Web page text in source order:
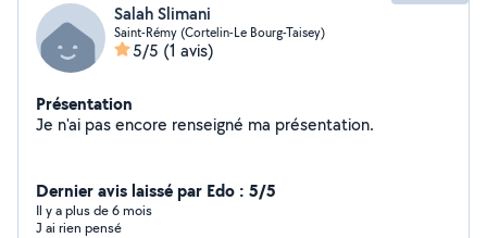
Salah Slimani
Saint-Rémy (Cortelin-Le Bourg-Taisey)
5/5 (1 avis)
Présentation
Je n'ai pas encore renseigné ma présentation.
Dernier avis laissé par Edo : 5/5
Il y a plus de 6 mois
J ai rien pensé